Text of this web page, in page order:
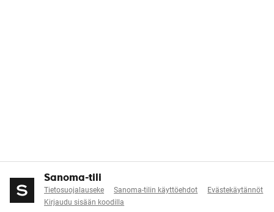
Sanoma-tili
Tietosuojalauseke Sanoma-tilin käyttöehdot
Evästekäytännöt
Kirjaudu sisään koodilla